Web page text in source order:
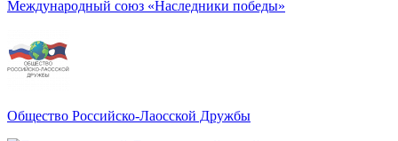
Международный союз «Наследники победы»
Общество Российско-Лаосской Дружбы